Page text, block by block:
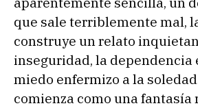
que sale terriblemente mal,
construye un relato
inseguridad, la dependencia
miedo enfermizo a la
comienza como una fantasía